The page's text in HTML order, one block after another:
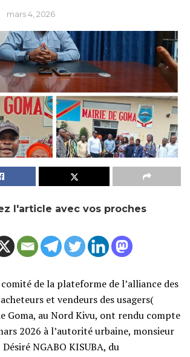
mars 4, 2026
l'article avec vos proches
de la plateforme de l’alliance des
et vendeurs des usagers(
Goma, au Nord Kivu, ont rendu compte
2026 à l’autorité urbaine, monsieur
NGABO KISUBA, du